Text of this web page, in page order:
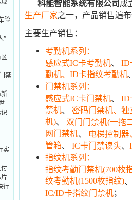
险
”
禁
实
行
科能智能系统有限公司 成
生产厂家之一，产品销售遍
主要生产销售：
考勤机系列：
感应式IC卡考勤机、 ID
勤机、ID卡指纹考勤机
门禁机系列：
感应式IC卡门禁机、 ID
禁机、 密码门禁机、独
机)、 双门门禁机(一拖
网门禁机、 电梯控制
管箱、 IC卡门禁读头、
指纹机系列：
指纹考勤门禁机(700枚
纹考勤机(1500枚指纹)
IC/ID卡指纹门禁机；